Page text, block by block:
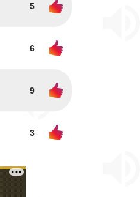
5
6
9
3